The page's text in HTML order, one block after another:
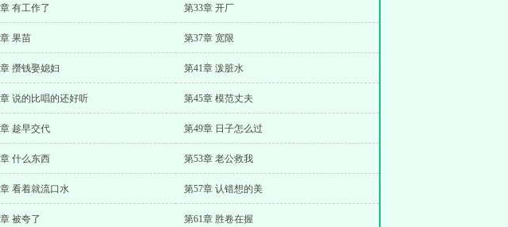
有工作了 第33章 开厂
果苗 第37章 宽限
攒钱娶媳妇 第41章 泼脏水
说的比唱的还好听 第45章 模范丈夫
趁早交代 第49章 日子怎么过
什么东西 第53章 老公救我
看着就流口水 第57章 认错想的美
被夸了 第61章 胜卷在握